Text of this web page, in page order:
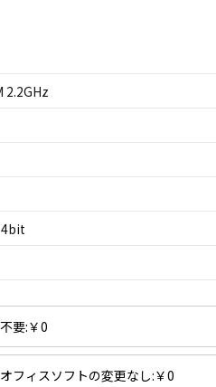
2.2GHz